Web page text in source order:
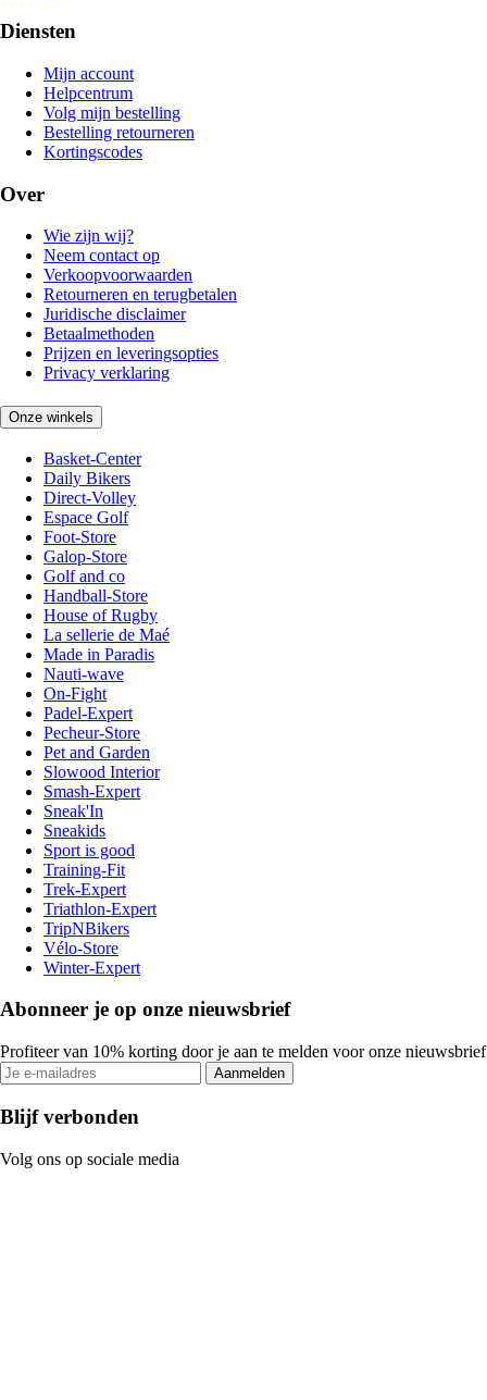
Diensten
Mijn account
Helpcentrum
Volg mijn bestelling
Bestelling retourneren
Kortingscodes
Over
Wie zijn wij?
Neem contact op
Verkoopvoorwaarden
Retourneren en terugbetalen
Juridische disclaimer
Betaalmethoden
Prijzen en leveringsopties
Privacy verklaring
Onze winkels
Basket-Center
Daily Bikers
Direct-Volley
Espace Golf
Foot-Store
Galop-Store
Golf and co
Handball-Store
House of Rugby
La sellerie de Maé
Made in Paradis
Nauti-wave
On-Fight
Padel-Expert
Pecheur-Store
Pet and Garden
Slowood Interior
Smash-Expert
Sneak'In
Sneakids
Sport is good
Training-Fit
Trek-Expert
Triathlon-Expert
TripNBikers
Vélo-Store
Winter-Expert
Abonneer je op onze nieuwsbrief
Profiteer van 10% korting door je aan te melden voor onze nieuwsbrief
Aanmelden
Blijf verbonden
Volg ons op sociale media